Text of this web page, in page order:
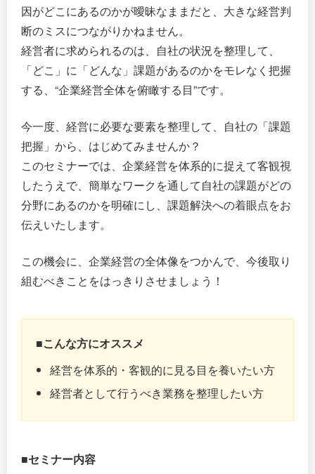
因がどこにあるのかが曖昧なままだと、大きな経営判
断のミスにつながりかねません。
経営者に求められるのは、自社の状況を整理して、
「どこ」に「どんな」課題があるのかをモレなく把握
する、“企業経営全体を俯瞰する目”です。
今一度、経営に必要な要素を整理して、自社の「課題
把握」から、はじめてみませんか？
このセミナーでは、企業経営を体系的に捉えて客観視
したうえで、簡単なワークを通して自社の課題がどの
分野にあるのかを明確にし、課題解決への着眼点をお
伝えいたします。
この機会に、企業経営の全体像をつかんで、今後取り
組むべきことをはっきりさせましょう！
■こんな方にオススメ
経営を体系的・客観的に見る目を養いたい方
経営者として行うべき業務を整理したい方
■セミナー内容